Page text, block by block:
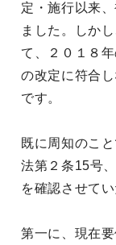
定・施行以来
ました。しか
て、２０１８
の改定に符合
です。
既に周知のこ
法第２条15号
を確認させてい
第一に、現在